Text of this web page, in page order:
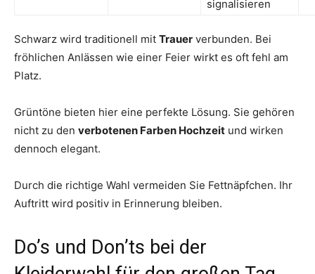
signalisieren
Schwarz wird traditionell mit Trauer verbunden. Bei
fröhlichen Anlässen wie einer Feier wirkt es oft fehl am
Platz.
Grüntöne bieten hier eine perfekte Lösung. Sie gehören
nicht zu den verbotenen Farben Hochzeit und wirken
dennoch elegant.
Durch die richtige Wahl vermeiden Sie Fettnäpfchen. Ihr
Auftritt wird positiv in Erinnerung bleiben.
Do’s und Don’ts bei der